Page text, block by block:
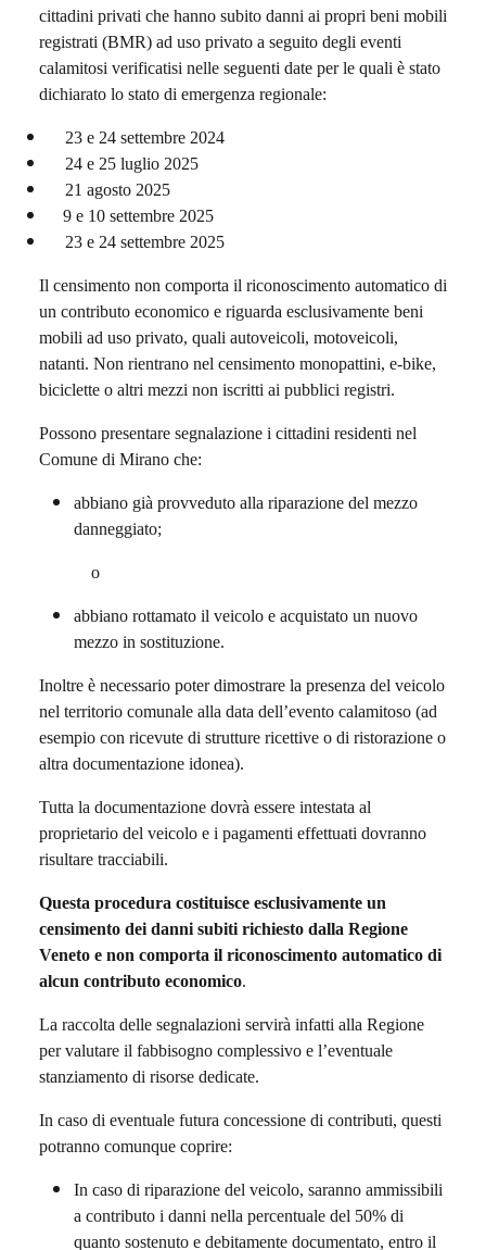
cittadini privati che hanno subito danni ai propri beni mobili
registrati (BMR) ad uso privato a seguito degli eventi
calamitosi verificatisi nelle seguenti date per le quali è stato
dichiarato lo stato di emergenza regionale:
23 e 24 settembre 2024
24 e 25 luglio 2025
21 agosto 2025
9 e 10 settembre 2025
23 e 24 settembre 2025
Il censimento non comporta il riconoscimento automatico di
un contributo economico e riguarda esclusivamente beni
mobili ad uso privato, quali autoveicoli, motoveicoli,
natanti. Non rientrano nel censimento monopattini, e-bike,
biciclette o altri mezzi non iscritti ai pubblici registri.
Possono presentare segnalazione i cittadini residenti nel
Comune di Mirano che:
abbiano già provveduto alla riparazione del mezzo
danneggiato;
o
abbiano rottamato il veicolo e acquistato un nuovo
mezzo in sostituzione.
Inoltre è necessario poter dimostrare la presenza del veicolo
nel territorio comunale alla data dell’evento calamitoso (ad
esempio con ricevute di strutture ricettive o di ristorazione o
altra documentazione idonea).
Tutta la documentazione dovrà essere intestata al
proprietario del veicolo e i pagamenti effettuati dovranno
risultare tracciabili.
Questa procedura costituisce esclusivamente un
censimento dei danni subiti richiesto dalla Regione
Veneto e non comporta il riconoscimento automatico di
alcun contributo economico.
La raccolta delle segnalazioni servirà infatti alla Regione
per valutare il fabbisogno complessivo e l’eventuale
stanziamento di risorse dedicate.
In caso di eventuale futura concessione di contributi, questi
potranno comunque coprire:
In caso di riparazione del veicolo, saranno ammissibili
a contributo i danni nella percentuale del 50% di
quanto sostenuto e debitamente documentato, entro il